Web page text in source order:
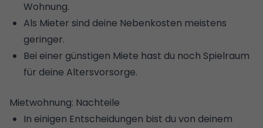
Wohnung.
Als Mieter sind deine Nebenkosten meistens
geringer.
Bei einer günstigen Miete hast du noch Spielraum
für deine Altersvorsorge.
Mietwohnung: Nachteile
In einigen Entscheidungen bist du von deinem